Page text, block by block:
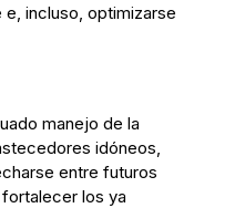
incluso, optimizarse
manejo de la
idóneos,
entre futuros
fortalecer los ya